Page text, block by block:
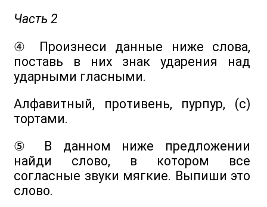
Часть 2
④ Произнеси данные ниже слова,
поставь в них знак ударения над
ударными гласными.
Алфавитный, противень, пурпур, (с)
тортами.
⑤ В данном ниже предложении
найди слово, в котором все
согласные звуки мягкие. Выпиши это
слово.